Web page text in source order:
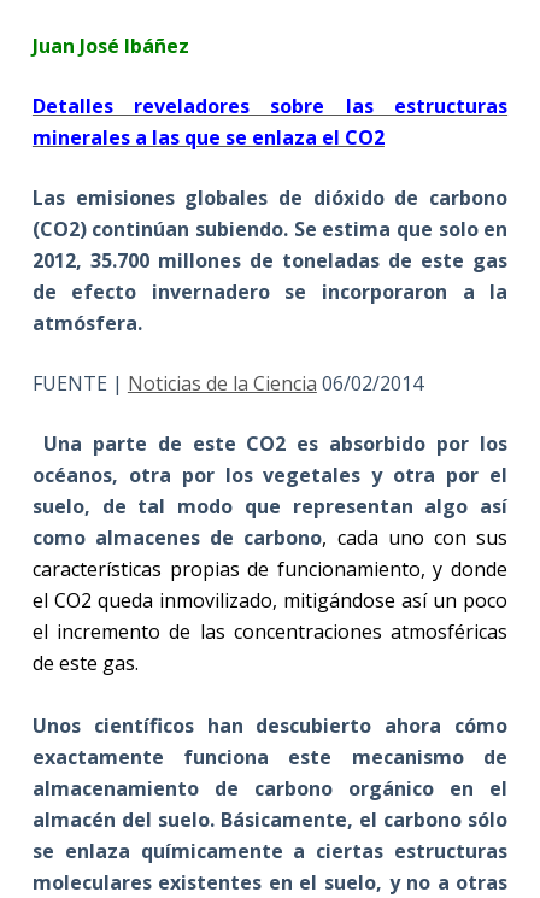
Juan José Ibáñez
Detalles reveladores sobre las estructuras
minerales a las que se enlaza el CO2
Las emisiones globales de dióxido de carbono
(CO2) continúan subiendo. Se estima que solo en
2012, 35.700 millones de toneladas de este gas
de efecto invernadero se incorporaron a la
atmósfera.
FUENTE | Noticias de la Ciencia 06/02/2014
Una parte de este CO2 es absorbido por los
océanos, otra por los vegetales y otra por el
suelo, de tal modo que representan algo así
como almacenes de carbono, cada uno con sus
características propias de funcionamiento, y donde
el CO2 queda inmovilizado, mitigándose así un poco
el incremento de las concentraciones atmosféricas
de este gas.
Unos científicos han descubierto ahora cómo
exactamente funciona este mecanismo de
almacenamiento de carbono orgánico en el
almacén del suelo. Básicamente, el carbono sólo
se enlaza químicamente a ciertas estructuras
moleculares existentes en el suelo, y no a otras